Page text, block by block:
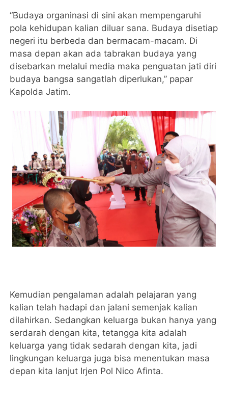
“Budaya organinasi di sini akan mempengaruhi
pola kehidupan kalian diluar sana. Budaya disetiap
negeri itu berbeda dan bermacam-macam. Di
masa depan akan ada tabrakan budaya yang
disebarkan melalui media maka penguatan jati diri
budaya bangsa sangatlah diperlukan,” papar
Kapolda Jatim.
Kemudian pengalaman adalah pelajaran yang
kalian telah hadapi dan jalani semenjak kalian
dilahirkan. Sedangkan keluarga bukan hanya yang
serdarah dengan kita, tetangga kita adalah
keluarga yang tidak sedarah dengan kita, jadi
lingkungan keluarga juga bisa menentukan masa
depan kita lanjut Irjen Pol Nico Afinta.